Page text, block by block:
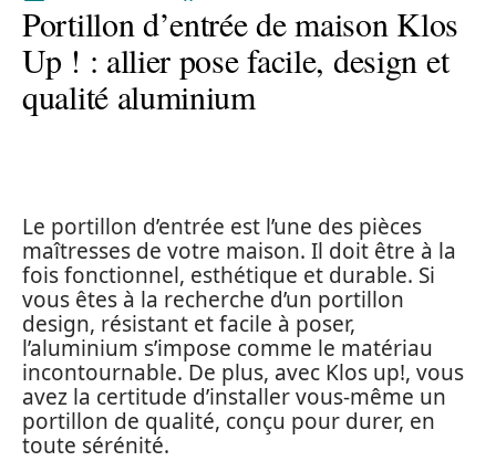
Portillon d’entrée de maison Klos
Up ! : allier pose facile, design et
qualité aluminium
Le portillon d’entrée est l’une des pièces
maîtresses de votre maison. Il doit être à la
fois fonctionnel, esthétique et durable. Si
vous êtes à la recherche d’un portillon
design, résistant et facile à poser,
l’aluminium s’impose comme le matériau
incontournable. De plus, avec Klos up!, vous
avez la certitude d’installer vous-même un
portillon de qualité, conçu pour durer, en
toute sérénité.